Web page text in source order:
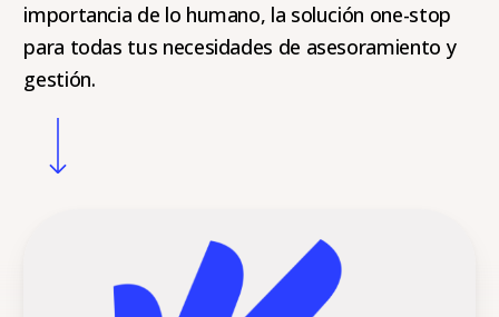
importancia de lo humano, la solución one-stop
para todas tus necesidades de asesoramiento y
gestión.